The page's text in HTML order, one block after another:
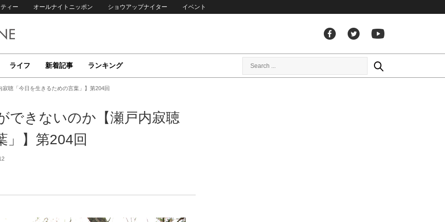
ィー オールナイトニッポン ショウアップナイター イベント
ライフ 新着記事 ランキング
聴「今日を生きるための言葉」】第204回
できないのか【瀬戸内寂聴
」】第204回